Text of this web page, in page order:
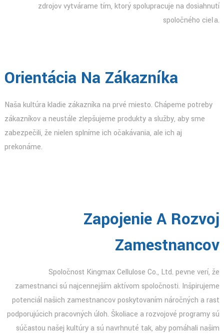
zdrojov vytvárame tím, ktorý spolupracuje na dosiahnutí
spoločného cieľa.
Orientácia Na Zákazníka
Naša kultúra kladie zákazníka na prvé miesto. Chápeme potreby
zákazníkov a neustále zlepšujeme produkty a služby, aby sme
zabezpečili, že nielen splníme ich očakávania, ale ich aj
prekonáme.
Zapojenie A Rozvoj
Zamestnancov
Spoločnosť Kingmax Cellulose Co., Ltd. pevne verí, že
zamestnanci sú najcennejším aktívom spoločnosti. Inšpirujeme
potenciál našich zamestnancov poskytovaním náročných a rast
podporujúcich pracovných úloh. Školiace a rozvojové programy sú
súčasťou našej kultúry a sú navrhnuté tak, aby pomáhali našim